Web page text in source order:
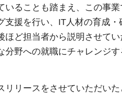
いることも踏まえ、この事
支援を行い、IT人材の育成・
ほど担当者から説明させて
分野への就職にチャレンジ
リリースをさせていただい